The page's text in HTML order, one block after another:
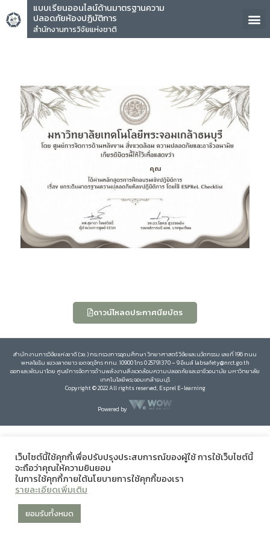
แบบเรียนออนไลน์ด้านมาตรฐานความ
ปลอดภัยห้องปฏิบัติการ
สำนักงานการวิจัยแห่งชาติ
คุณ
ดาวน์โหลดประกาศนียบัตร
สำนักงานการวิจัยแห่งชาติ (วช.) กระทรวงการอุดมศึกษา วิทยาศาสตร์ วิจัยและนวัตกรรม เลขที่ 196 ถนน
พหลโยธิน แขวงลาดยาว เขตจตุจักร กทม. 10900 โทร 0 25791370 – 9 อีเมล์ labsafety@nrct.go.th
ออกและพัฒนาโดย ศูนย์การจัดการด้านพลังงานสิ่งแวดล้อมความปลอดภัยและอาชีวอนามัย มหาวิทยาลัย
เทคโนโลยีพระจอมเกล้าธนบุรี
Copyright © 2022 All rights reserved, Esprel E-learning
Powered by
เว็บไซต์นี้ใช้คุกกี้เพื่อปรับปรุงประสบการณ์ของผู้ใช้ การใช้เว็บไซต์นี้
จะถือว่าคุณให้ความยินยอม
ในการใช้คุกกี้ภายใต้นโยบายการใช้คุกกี้ของเรา
รายละเอียดเพิ่มเติม
ยอมรับทั้งหมด